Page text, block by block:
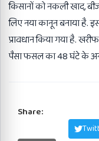
किसानों को नकली खाद,
लिए नया कानून बनाया है.
प्रावधान किया गया है.
पैसा फसल का 48 घंटे के
Share: